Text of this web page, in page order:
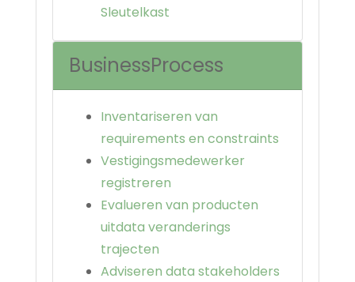
Sleutelkast
BusinessProcess
Inventariseren van
requirements en constraints
Vestigingsmedewerker
registreren
Evalueren van producten
uitdata veranderings
trajecten
Adviseren data stakeholders